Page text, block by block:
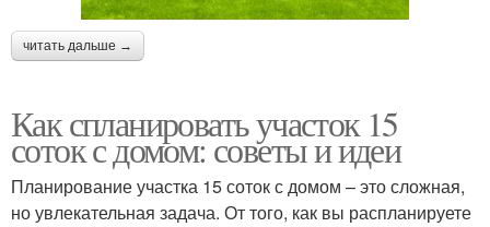
читать дальше →
Как спланировать участок 15
соток с домом: советы и идеи
Планирование участка 15 соток с домом – это сложная,
но увлекательная задача. От того, как вы распланируете